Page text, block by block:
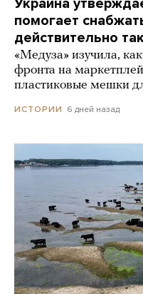
Украина
помогает
действительно
«Медуза» изучила,
фронта на
пластиковые мешки
ИСТОРИИ 6 дней назад